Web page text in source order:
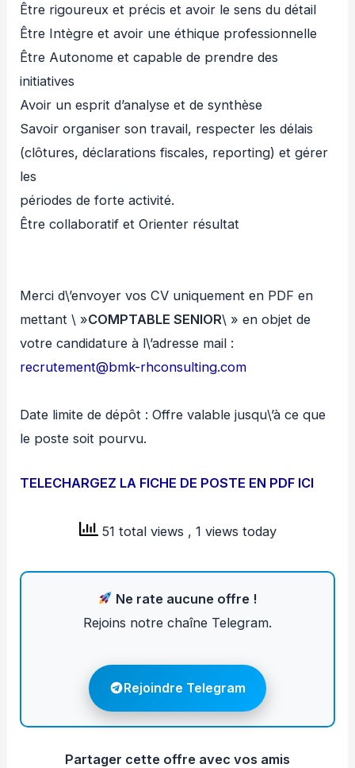
Être rigoureux et précis et avoir le sens du détail
Être Intègre et avoir une éthique professionnelle
Être Autonome et capable de prendre des
initiatives
Avoir un esprit d’analyse et de synthèse
Savoir organiser son travail, respecter les délais
(clôtures, déclarations fiscales, reporting) et gérer
les
périodes de forte activité.
Être collaboratif et Orienter résultat
Merci d\’envoyer vos CV uniquement en PDF en
mettant \ »COMPTABLE SENIOR\ » en objet de
votre candidature à l\’adresse mail :
recrutement@bmk-rhconsulting.com
Date limite de dépôt : Offre valable jusqu\’à ce que
le poste soit pourvu.
TELECHARGEZ LA FICHE DE POSTE EN PDF ICI
51 total views , 1 views today
Ne rate aucune offre !
Rejoins notre chaîne Telegram.
Rejoindre Telegram
Partager cette offre avec vos amis